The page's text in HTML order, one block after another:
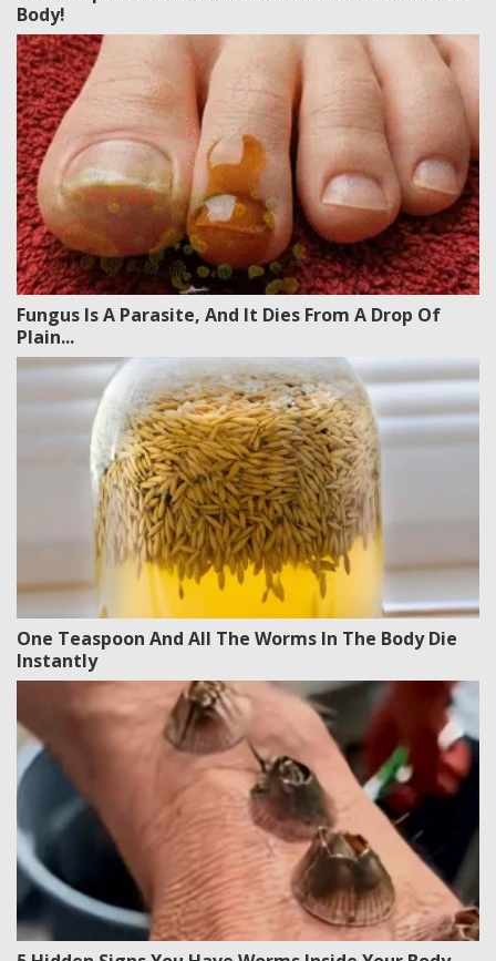
Body!
Fungus Is A Parasite, And It Dies From A Drop Of
Plain...
One Teaspoon And All The Worms In The Body Die
Instantly